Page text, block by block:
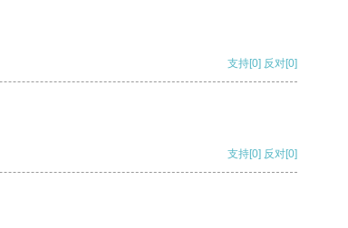
支持[0] 反对[0]
支持[0] 反对[0]